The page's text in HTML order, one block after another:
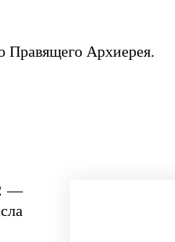
Правящего Архиерея.
—